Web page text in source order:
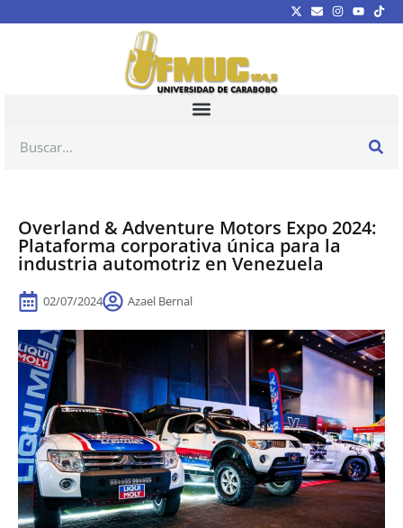
Overland & Adventure Motors Expo 2024:
Plataforma corporativa única para la
industria automotriz en Venezuela
02/07/2024 Azael Bernal